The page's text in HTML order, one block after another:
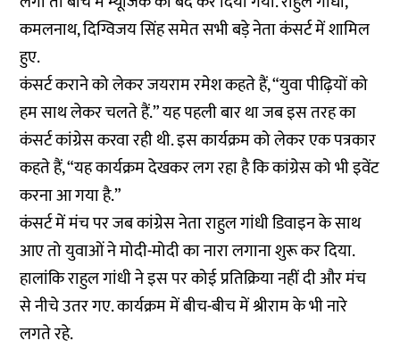
कमलनाथ, दिग्विजय सिंह समेत सभी बड़े नेता कंसर्ट में शामिल
हुए.
कंसर्ट कराने को लेकर जयराम रमेश कहते हैं, “युवा पीढ़ियों को
हम साथ लेकर चलते हैं.” यह पहली बार था जब इस तरह का
कंसर्ट कांग्रेस करवा रही थी. इस कार्यक्रम को लेकर एक पत्रकार
कहते हैं, “यह कार्यक्रम देखकर लग रहा है कि कांग्रेस को भी इवेंट
करना आ गया है.”
कंसर्ट में मंच पर जब कांग्रेस नेता राहुल गांधी डिवाइन के साथ
आए तो युवाओं ने मोदी-मोदी का नारा लगाना शुरू कर दिया.
हालांकि राहुल गांधी ने इस पर कोई प्रतिक्रिया नहीं दी और मंच
से नीचे उतर गए. कार्यक्रम में बीच-बीच में श्रीराम के भी नारे
लगते रहे.